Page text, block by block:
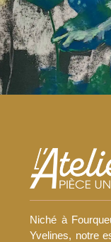
Niché à
Yvelines, notre